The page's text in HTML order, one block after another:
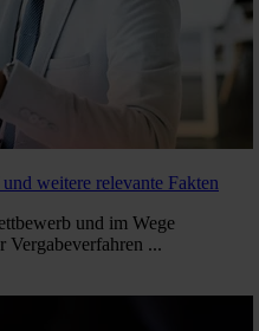
weitere relevante Fakten
und im Wege
Vergabeverfahren ...